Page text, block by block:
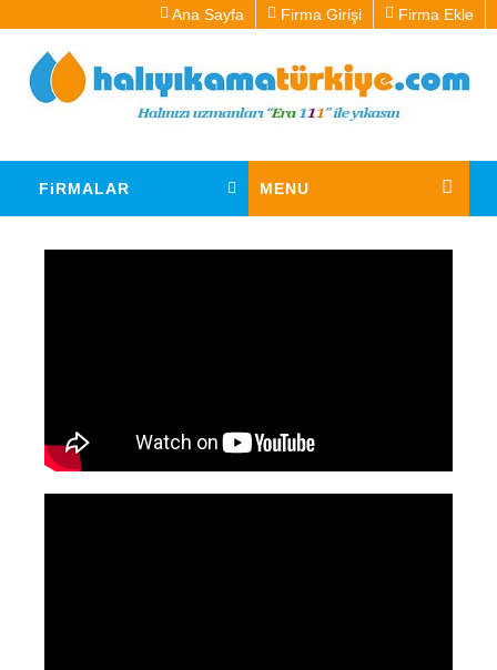
Firma Ekle
Firma Girişi
Ana Sayfa
FiRMALAR MENU